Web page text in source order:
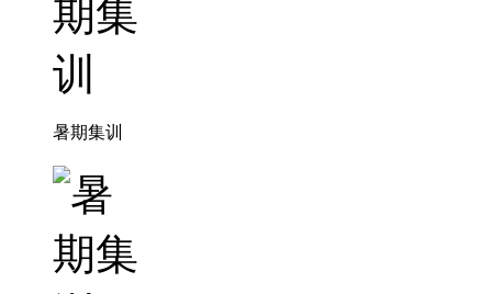
暑期集训